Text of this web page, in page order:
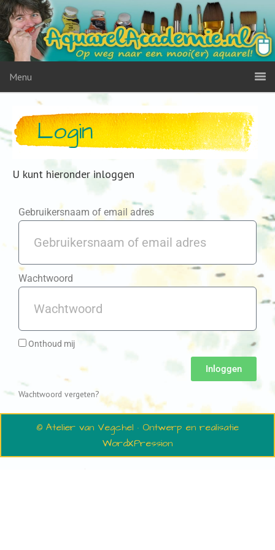
Menu
Login
U kunt hieronder inloggen
Gebruikersnaam of email adres
Wachtwoord
Onthoud mij
Inloggen
Wachtwoord vergeten?
© Atelier van Vegchel · Ontwerp en realisatie
WordXPression